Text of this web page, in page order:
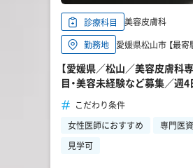
診療科目
美容皮膚科
勤務地
愛媛県松山市 【最
【愛媛県／松山／美容皮膚科
目・美容未経験など募集／週4
こだわり条件
女性医師におすすめ
専門医
見学可